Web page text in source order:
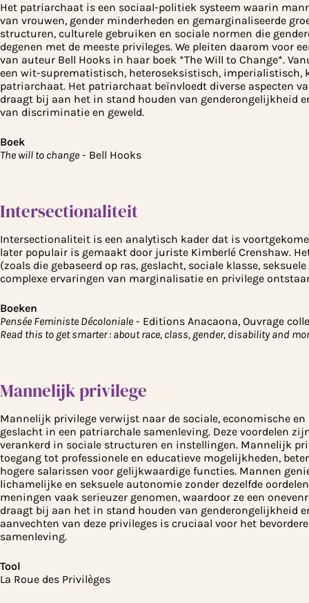
Het patriarchaat is een sociaal-politiek systeem waarin
van vrouwen, gender minderheden en gemarginaliseerde
structuren, culturele gebruiken en sociale normen die
degenen met de meeste privileges. We pleiten daarom voor
van auteur Bell Hooks in haar boek *The Will to Change*.
een wit-suprematistisch, heteroseksistisch,
patriarchaat. Het patriarchaat beïnvloedt diverse aspecten
draagt ​​bij aan het in stand houden van genderongelijkheid
van discriminatie en geweld.
Boek
The will to change - Bell Hooks
Intersectionaliteit
Intersectionaliteit is een analytisch kader dat is
later populair is gemaakt door juriste Kimberlé Crenshaw.
(zoals die gebaseerd op ras, geslacht, sociale klasse,
complexe ervaringen van marginalisatie en privilege
Boeken
Pensée Feministe Décoloniale - Editions Anacaona, Ouvrage
Read this to get smarter : about race, class, gender, disability and
Mannelijk privilege
Mannelijk privilege verwijst naar de sociale, economische
geslacht in een patriarchale samenleving. Deze voordelen
verankerd in sociale structuren en instellingen. Mannelijk
toegang tot professionele en educatieve mogelijkheden,
hogere salarissen voor gelijkwaardige functies. Mannen
lichamelijke en seksuele autonomie zonder dezelfde
meningen vaak serieuzer genomen, waardoor ze een
draagt bij aan het in stand houden van genderongelijkheid
aanvechten van deze privileges is cruciaal voor het
samenleving.
Tool
La Roue des Privilèges